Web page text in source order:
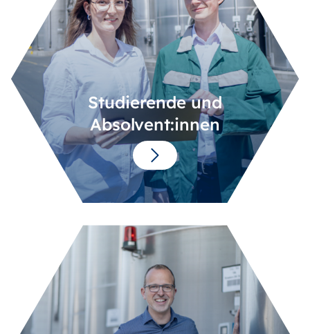
Studierende und
Absolvent:innen